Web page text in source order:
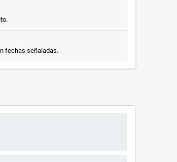
fechas señaladas.